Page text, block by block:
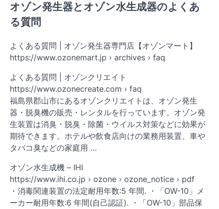
オゾン発生器とオゾン水生成器のよくあ
る質問
よくある質問 | オゾン発生器専門店【オゾンマート】
https://www.ozonemart.jp › archives › faq
よくある質問 | オゾンクリエイト
https://www.ozonecreate.com › faq
福島県郡山市にあるオゾンクリエイトは、オゾン発生
器・脱臭機の販売・レンタルを行っています。オゾン発
生装置は消臭・脱臭・除菌・ウイルス対策などに効果が
期待できます。ホテルや飲食店向けの業務用装置、車や
タバコ臭などの家庭用 …
オゾン水生成機 – IHI
https://www.ihi.co.jp › ozone › ozone_notice › pdf
・消毒関連装置の法定耐用年数:5 年間. ・「OW-10」メ
ーカー耐用年数:6 年間(自己認証). ・「OW-10」部品保